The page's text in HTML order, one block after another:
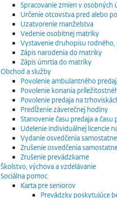
Spracovanie zmien v osobných
Určenie otcovstva pred alebo
Uzatvorenie manželstva
Vedenie osobitnej matriky
Vystavenie druhopisu
Zápis narodenia do matriky
Zápis úmrtia do matriky
Obchod a služby
Povolenie ambulantného
Povolenie konania
Povolenie predaja na
Predĺženie záverečnej hodiny
Stanovenie času predaja a času
Udelenie individuálnej licencie
Vydanie osvedčenia
Zrušenie osvedčenia
Zrušenie prevádzkarne
Školstvo, výchova a vzdelávanie
Sociálna pomoc
Karta pre seniorov
Prevádzky poskytujúce